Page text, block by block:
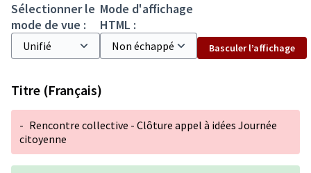
Sélectionner le
mode de vue :
Mode d'affichage
HTML :
Basculer l’affichage
Titre (Français)
- Rencontre collective - Clôture appel à idées Journée
citoyenne